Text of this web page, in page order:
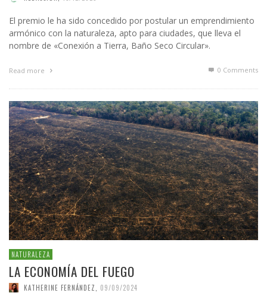
El premio le ha sido concedido por postular un emprendimiento
armónico con la naturaleza, apto para ciudades, que lleva el
nombre de «Conexión a Tierra, Baño Seco Circular».
Read more 0 Comments
NATURALEZA
LA ECONOMÍA DEL FUEGO
KATHERINE FERNÁNDEZ 09/09/2024